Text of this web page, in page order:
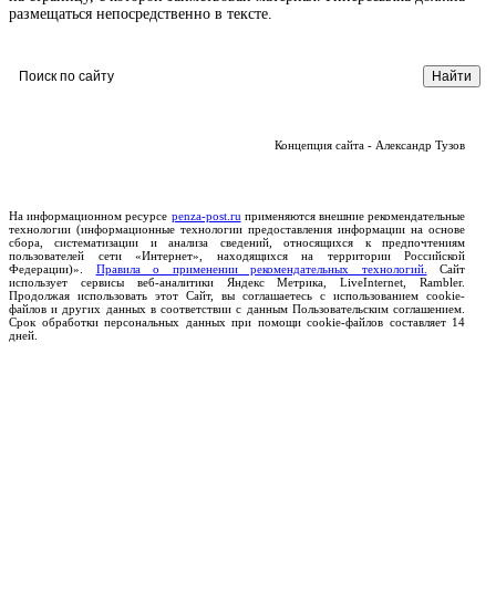
размещаться непосредственно в тексте.
Концепция сайта - Александр Тузов
На информационном ресурсе penza-post.ru применяются внешние рекомендательные
технологии (информационные технологии предоставления информации на основе
сбора, систематизации и анализа сведений, относящихся к предпочтениям
пользователей сети «Интернет», находящихся на территории Российской
Федерации)». Правила о применении рекомендательных технологий.
Сайт
использует сервисы веб-аналитики Яндекс Метрика, LiveInternet, Rambler.
Продолжая использовать этот Сайт, вы соглашаетесь с использованием cookie-
файлов и других данных в соответствии с данным Пользовательским соглашением.
Срок обработки персональных данных при помощи cookie-файлов составляет 14
дней.